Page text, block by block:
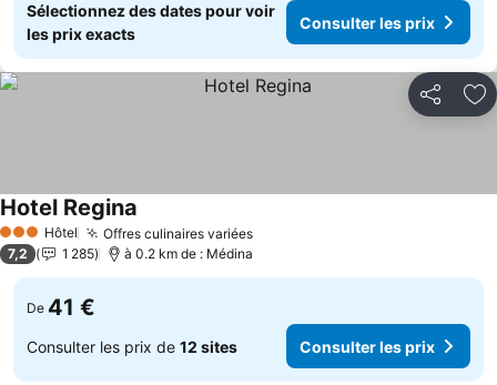
Sélectionnez des dates pour voir
les prix exacts
Consulter les prix
Partager
3 ÉtoilesHôtel Offres culinaires variéesConsulter les prix
Hotel Regina
7,2 1 285 à 0.2 km de : Médina
De 41 €
Consulter les prix de 12 sites Consulter les prix